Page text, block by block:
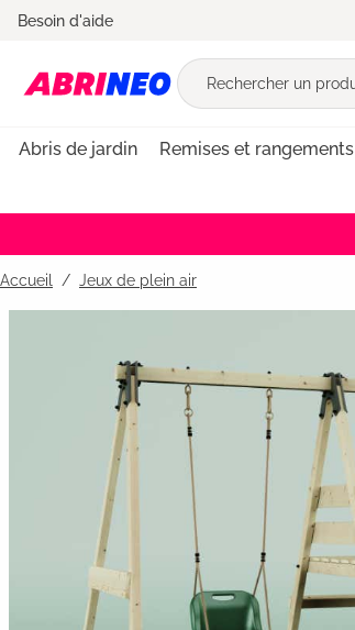
Passer à la navigation principale
Besoin d'aide
Abris de jardin Remises et rangements
Accueil Jeux de plein air